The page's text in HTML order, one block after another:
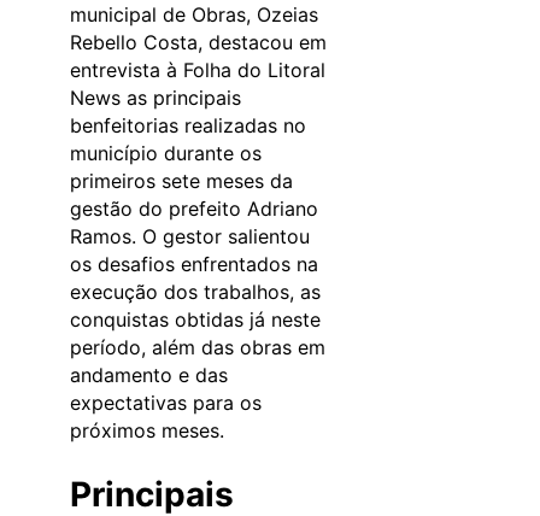
municipal de Obras, Ozeias
Rebello Costa, destacou em
entrevista à Folha do Litoral
News as principais
benfeitorias realizadas no
município durante os
primeiros sete meses da
gestão do prefeito Adriano
Ramos. O gestor salientou
os desafios enfrentados na
execução dos trabalhos, as
conquistas obtidas já neste
período, além das obras em
andamento e das
expectativas para os
próximos meses.
Principais